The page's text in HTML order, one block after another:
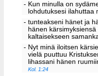
- Kun minulla on
lohdutuksesi
- tunteakseni hänet ja
hänen
kaltaisekseen
- Nyt minä iloitsen
vielä puuttuu
lihassani hänen
Kol. 1:24